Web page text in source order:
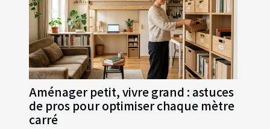
Aménager petit, vivre grand : astuces
de pros pour optimiser chaque mètre
carré